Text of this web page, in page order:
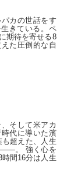
カの世話をす
きている。ペ
期待を寄せる8
た圧倒的な自
そして米アカ
代に導いた濱
超えた、人生
――。 強く心を
間16分は人生